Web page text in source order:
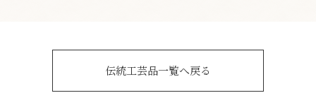
伝統工芸品一覧へ戻る